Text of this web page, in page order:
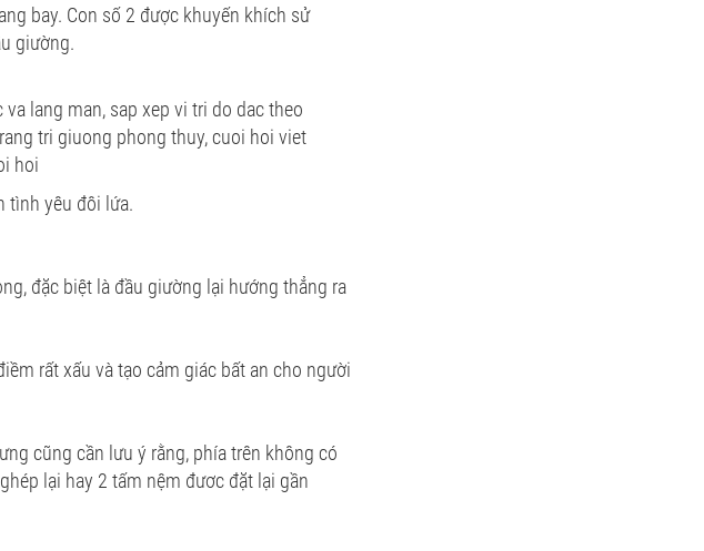
bay. Con số 2 được khuyến khích sử
giường.
tình yêu đôi lứa.
đặc biệt là đầu giường lại hướng thẳng ra
rất xấu và tạo cảm giác bất an cho người
cũng cần lưu ý rằng, phía trên không có
lại hay 2 tấm nệm đươc đặt lại gần